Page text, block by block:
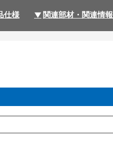
仕様 関連部材・関連情報